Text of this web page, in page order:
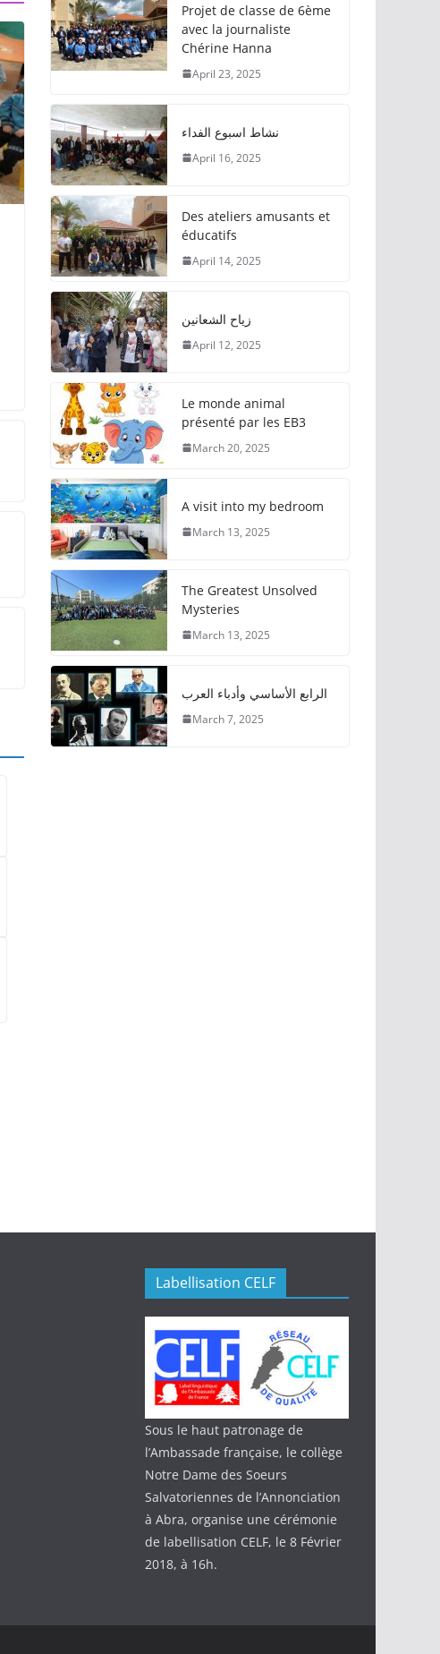
Projet de classe de 6ème
avec la journaliste
Chérine Hanna
April 23, 2025
نشاط اسبوع الفداء
April 16, 2025
Des ateliers amusants et
éducatifs
April 14, 2025
زياح الشعانين
April 12, 2025
Le monde animal
présenté par les EB3
March 20, 2025
A visit into my bedroom
March 13, 2025
The Greatest Unsolved
Mysteries
March 13, 2025
الرابع الأساسي وأدباء العرب
March 7, 2025
Labellisation CELF
Sous le haut patronage de
l’Ambassade française, le collège
Notre Dame des Soeurs
Salvatoriennes de l’Annonciation
à Abra, organise une cérémonie
de labellisation CELF, le 8 Février
2018, à 16h.